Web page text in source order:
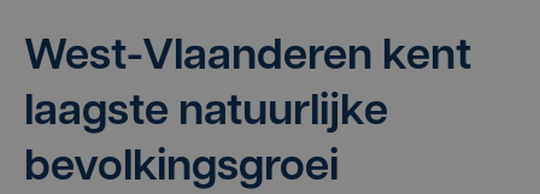
West-Vlaan­de­ren kent
laag­ste natuur­lij­ke
bevolkingsgroei